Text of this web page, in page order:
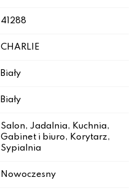
41288
CHARLIE
Biały
Biały
Salon, Jadalnia, Kuchnia,
Gabinet i biuro, Korytarz,
Sypialnia
Nowoczesny